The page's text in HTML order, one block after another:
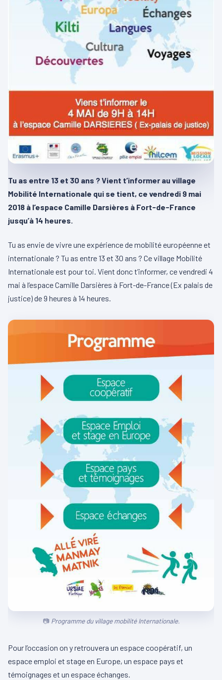
Tu as entre 13 et 30 ans ? Vient t’informer au village
Mobilité Internationale qui se tient, ce vendredi 9 mai
2018 à l’espace Camille Darsières à Fort-de-France
jusqu’à 14 heures.
Tu as envie de vivre une expérience de mobilité européenne et
internationale ? Tu as entre 13 et 30 ans ? Ce village Mobilité
Internationale est pour toi. Vient donc t’informer, ce vendredi 4
mai à l’espace Camille Darsières à Fort-de-France (Ex palais de
justice) de 9 heures à 14 heures.
Programme du village mobilité Internationale.
Pour l’occasion on y retrouvera un espace coopératif, un
espace emploi et stage en Europe, un espace pays et
témoignages et un espace échanges.